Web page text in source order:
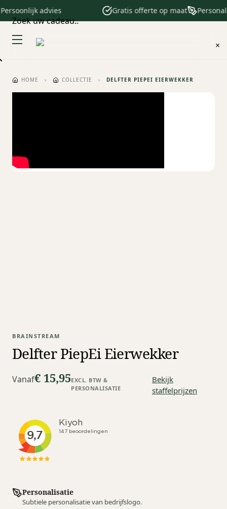
advies Gratis offerte op maat
Zoek uw cadeau..
×
HOME › COLLECTIE › DELFTER PIEPEI EIERWEKKER
BRAINSTREAM
Delfter PiepEi Eierwekker
Vanaf€ 15,95EXCL. BTW &
PERSONALISATIE
Bekijk
staffelprijzen
Personalisatie
Subtiele personalisatie van bedrijfslogo.